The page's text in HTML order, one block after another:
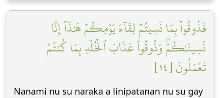
فَذُوقُواْ بِمَا نَسِيتُمۡ لِقَآءَ يَوۡمِكُمۡ هَٰذَآ إِنَّا
نَسِينَٰكُمۡۖ وَذُوقُواْ عَذَابَ ٱلۡخُلۡدِ بِمَا كُنتُمۡ
تَعۡمَلُونَ [١٤]
Nanami nu su naraka a linipatanan nu su gay